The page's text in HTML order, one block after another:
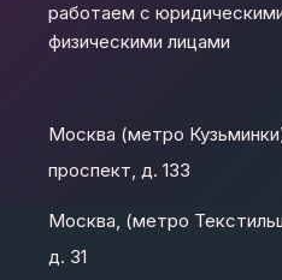
работаем с
физическими лицами
Москва (метро
проспект, д. 133
Москва, (метро
д. 31